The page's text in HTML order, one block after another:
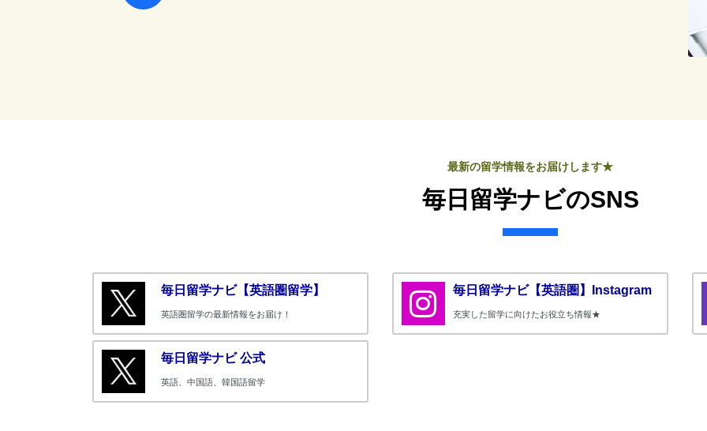
最新の留学情報をお届けします★
毎日留学ナビのSNS
毎日留学ナビ【英語圏留学】
英語圏留学の最新情報をお届け！
毎日留学ナビ 公式
英語、中国語、韓国語留学
毎日留学ナビ【英語圏】Instagram
充実した留学に向けたお役立ち情報★